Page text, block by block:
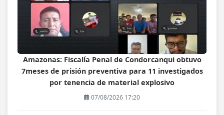
Amazonas: Fiscalía Penal de Condorcanqui obtuvo
7meses de prisión preventiva para 11 investigados
por tenencia de material explosivo
07/08/2026 17:20